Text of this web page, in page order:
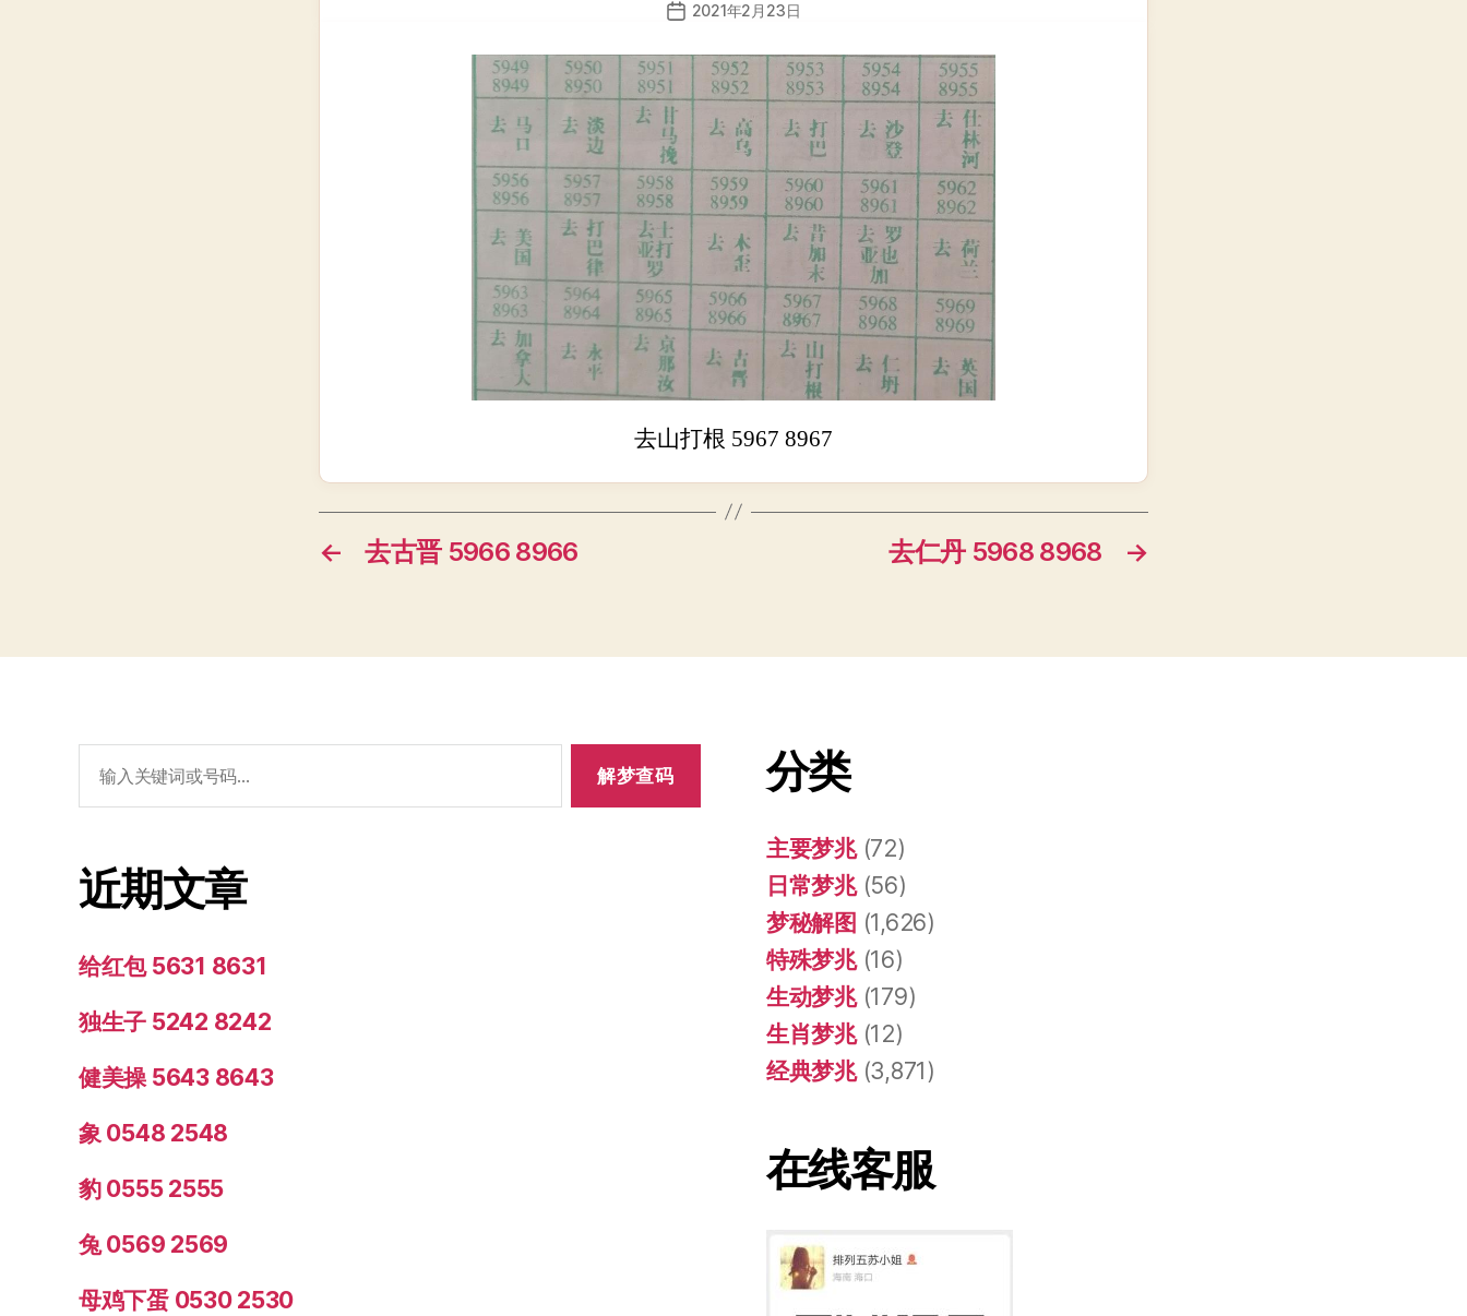
发
日
2021年2月23日
去山打根 5967 8967
← 去古晋 5966 8966 →
去仁丹 5968 8968
索：
近期文章
给红包 5631 8631
独生子 5242 8242
健美操 5643 8643
象 0548 2548
豹 0555 2555
兔 0569 2569
母鸡下蛋 0530 2530
分类
主要梦兆(72)
日常梦兆(56)
梦秘解图 (1,626)
特殊梦兆(16)
生动梦兆(179)
生肖梦兆(12)
经典梦兆(3,871)
在线客服